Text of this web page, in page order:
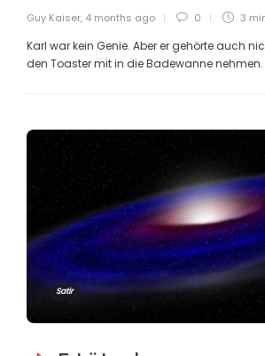
Guy Kaiser, 4 months ago 0 3
Karl war kein Genie. Aber er gehörte auch
den Toaster mit in die Badewanne nehmen.
Satir